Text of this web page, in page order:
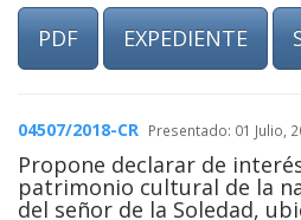
PDF EXPEDIENTE
04507/2018-CR Presentado: 01 Julio,
Propone declarar de
patrimonio cultural de la
del señor de la Soledad,